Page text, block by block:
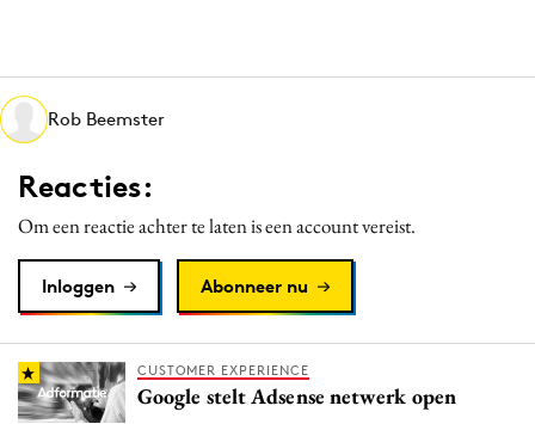
Media
Merkstrategie
PR
Programmatic
Purpose Marketing
Reputatie & crisis
Rob Beemster
Reacties:
Om een reactie achter te laten is een account vereist.
Inloggen Abonneer nu
CUSTOMER EXPERIENCE
Google stelt Adsense netwerk open